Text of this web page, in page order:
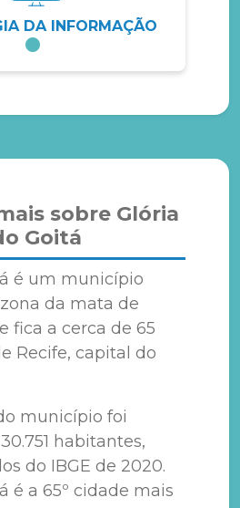
DA INFORMAÇÃO
sobre Glória
Goitá
é um município
da mata de
fica a cerca de 65
Recife, capital do
município foi
habitantes,
do IBGE de 2020.
é a 65º cidade mais